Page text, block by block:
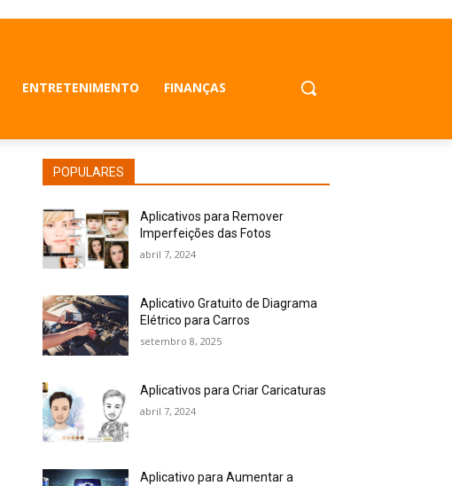
ENTRETENIMENTO FINANÇAS
POPULARES
Aplicativos para Remover
Imperfeições das Fotos
abril 7, 2024
Aplicativo Gratuito de Diagrama
Elétrico para Carros
setembro 8, 2025
Aplicativos para Criar Caricaturas
abril 7, 2024
Aplicativo para Aumentar a